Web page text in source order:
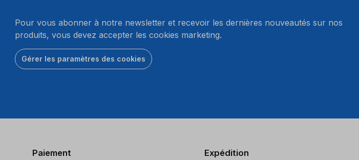
Pour vous abonner à notre newsletter et recevoir les dernières nouveautés sur nos
produits, vous devez accepter les cookies marketing.
Gérer les paramètres des cookies
Paiement Expédition